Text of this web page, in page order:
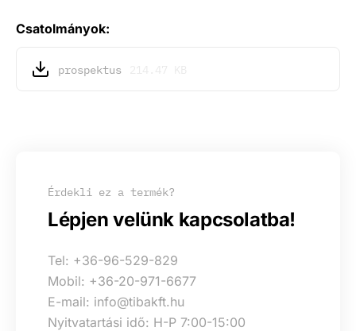
Csatolmányok:
prospektus
Érdekli ez a termék?
Lépjen velünk kapcsolatba!
Tel: +36-96-529-829
Mobil: +36-20-971-6677
E-mail: info@tibakft.hu
Nyitvatartási idő: H-P 7:00-15:00